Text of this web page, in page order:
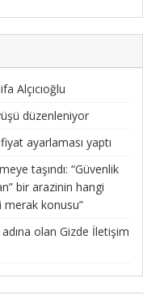
Alçıcıoğlu
düzenleniyor
ayarlaması yaptı
taşındı: “Güvenlik
bir arazinin hangi
konusu”
adına olan Gizde İletişim